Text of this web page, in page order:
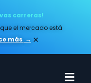
carreras!
el mercado está
más​ → ×